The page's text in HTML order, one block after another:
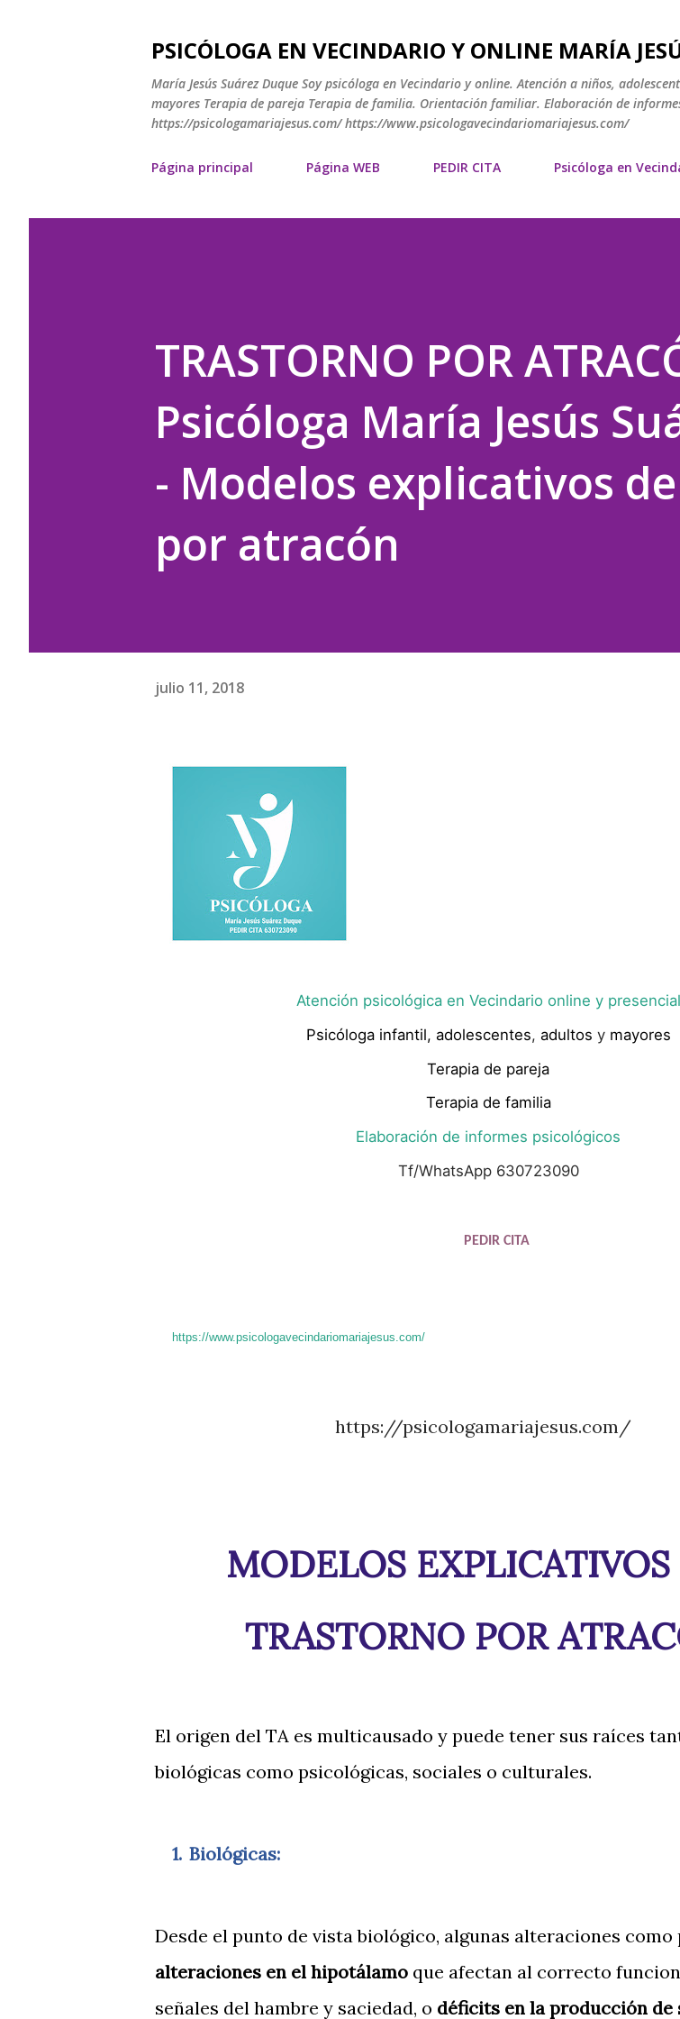
PSICÓLOGA EN VECINDARIO Y ONLINE MARÍA
María Jesús Suárez Duque Soy psicóloga en Vecindario y online. Atención a niños,
mayores Terapia de pareja Terapia de familia. Orientación familiar. Elaboración de
https://psicologamariajesus.com/ https://www.psicologavecindariomariajesus.com/
Página principal Página WEB PEDIR CITA Psicóloga en
TRASTORNO POR
Psicóloga María Jesús
- Modelos explicativos
por atracón
julio 11, 2018
Atención psicológica en Vecindario online y presencial
Psicóloga infantil, adolescentes, adultos y mayores
Terapia de pareja
Terapia de familia
Elaboración de informes psicológicos
Tf/WhatsApp 630723090
PEDIR CITA
https://www.psicologavecindariomariajesus.com/
https://psicologamariajesus.com/
MODELOS
TRASTORNO POR
El origen del TA es multicausado y puede tener sus raíces
biológicas como psicológicas, sociales o culturales.
1. Biológicas:
Desde el punto de vista biológico, algunas alteraciones
alteraciones en el hipotálamo que afectan al correcto
señales del hambre y saciedad, o déficits en la producción de